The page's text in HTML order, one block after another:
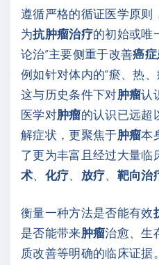
遵循严格的循证医学原则
为抗肿瘤治疗的初始或唯
论治”主要侧重于改善癌
例如针对体内的“瘀、热、
这与历史条件下对肿瘤认
医学对肿瘤的认识已远超
解症状，更聚焦于肿瘤本
了更为丰富且经过大量临
术
化疗 放疗 靶向治
衡量一种方法是否能有效
是否能带来肿瘤治愈、生
质改善等明确的临床证